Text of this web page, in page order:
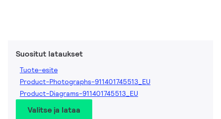
Suositut lataukset
Tuote-esite
Product-Photographs-911401745513_EU
Product-Diagrams-911401745513_EU
Valitse ja lataa